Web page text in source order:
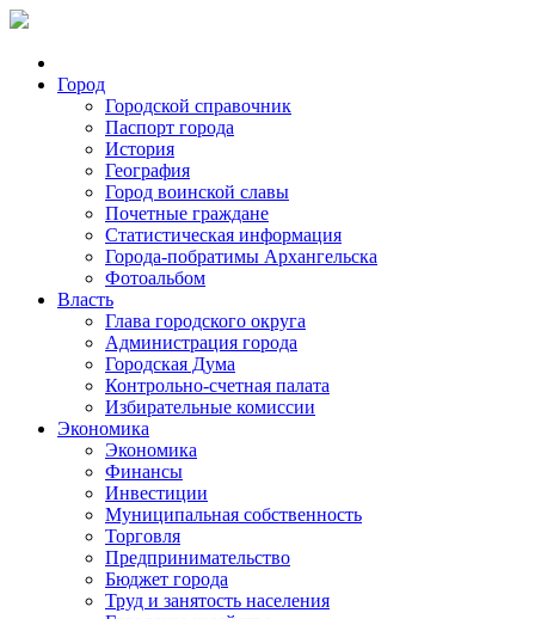
Город
Городской справочник
Паспорт города
История
География
Город воинской славы
Почетные граждане
Статистическая информация
Города-побратимы Архангельска
Фотоальбом
Власть
Глава городского округа
Администрация города
Городская Дума
Контрольно-счетная палата
Избирательные комиссии
Экономика
Экономика
Финансы
Инвестиции
Муниципальная собственность
Торговля
Предпринимательство
Бюджет города
Труд и занятость населения